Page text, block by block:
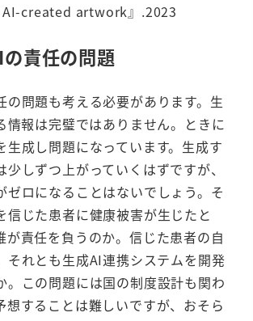
created artwork』.2023
責任の問題
問題も考える必要があります。生
情報は完璧ではありません。ときに
生成し問題になっています。生成す
少しずつ上がっていくはずですが、
ゼロになることはないでしょう。そ
信じた患者に健康被害が生じたと
が責任を負うのか。信じた患者の自
それとも生成AI連携システムを開発
。この問題には国の制度設計も関わ
想することは難しいですが、おそら